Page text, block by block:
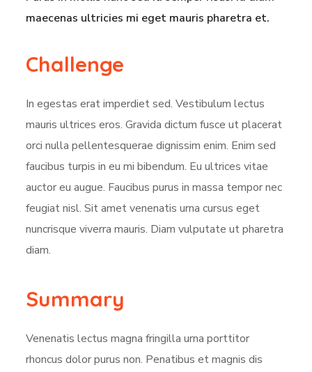
maecenas ultricies mi eget mauris pharetra et.
Challenge
In egestas erat imperdiet sed. Vestibulum lectus
mauris ultrices eros. Gravida dictum fusce ut placerat
orci nulla pellentesquerae dignissim enim. Enim sed
faucibus turpis in eu mi bibendum. Eu ultrices vitae
auctor eu augue. Faucibus purus in massa tempor nec
feugiat nisl. Sit amet venenatis urna cursus eget
nuncrisque viverra mauris. Diam vulputate ut pharetra
diam.
Summary
Venenatis lectus magna fringilla urna porttitor
rhoncus dolor purus non. Penatibus et magnis dis